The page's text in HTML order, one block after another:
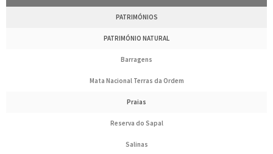
PATRIMÓNIOS
PATRIMÓNIO NATURAL
Barragens
Mata Nacional Terras da Ordem
Praias
Reserva do Sapal
Salinas